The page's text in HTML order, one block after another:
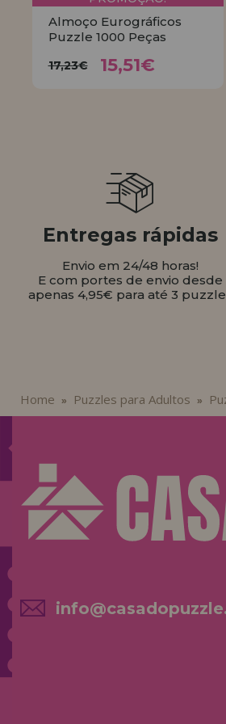
Almoço Eurográficos
Puzzle 1000 Peças
17,23€ 15,51€
Entregas rápidas
Envio em 24/48 horas!
E com portes de envio desde
apenas 4,95€ para até 3
Home » Puzzles para Adultos »